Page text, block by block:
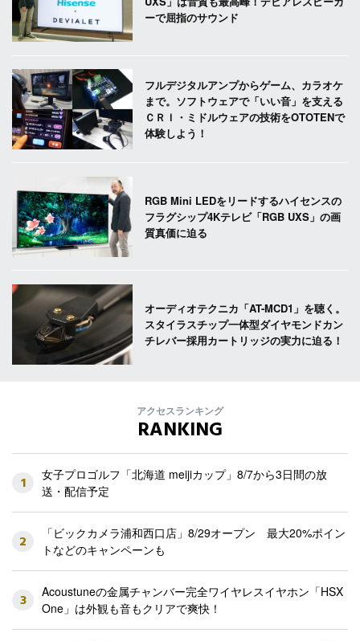
ーで屈指のサウンド
フルデジタルアンプからゲーム、カラオケ
まで。ソフトウェアで「いい音」を支える
ＣＲＩ・ミドルウェアの技術をOTOTENで
体験しよう！
RGB Mini LEDをリードするハイセンスの
フラグシップ4Kテレビ「RGB UXS」の画
質真価に迫る
オーディオテクニカ「AT-MCD1」を聴く。
スタイラスチップ一体型ダイヤモンドカン
チレバー採用カートリッジの実力に迫る！
アクセスランキング
RANKING
1
女子プロゴルフ「北海道 meijiカップ」8/7から3日間の放
送・配信予定
2
「ビックカメラ浦和西口店」8/29オープン 最大20%ポイン
トなどのキャンペーンも
3
Acoustuneの金属チャンバー完全ワイヤレスイヤホン「HSX
One」は外観も音もクリアで爽快！